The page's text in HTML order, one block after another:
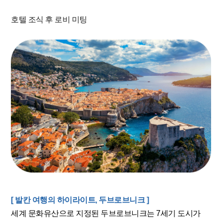
호텔 조식 후 로비 미팅
[ 발칸 여행의 하이라이트, 두브로브니크 ]
세계 문화유산으로 지정된 두브로브니크는 7세기 도시가